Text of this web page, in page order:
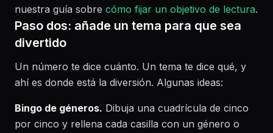
nuestra guía sobre cómo fijar un objetivo de lectura.
Paso dos: añade un tema para que sea
divertido
Un número te dice cuánto. Un tema te dice qué, y
ahí es donde está la diversión. Algunas ideas:
Bingo de géneros. Dibuja una cuadrícula de cinco
por cinco y rellena cada casilla con un género o